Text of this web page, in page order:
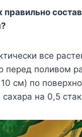
правильно
все
перед поливом
см) по
на 0,5